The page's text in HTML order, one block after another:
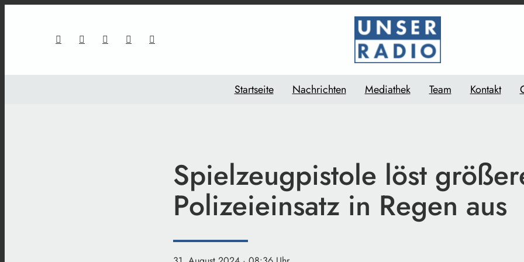
Startseite Nachrichten Mediathek Team Kontakt
Spielzeugpistole löst
Polizeieinsatz in Regen aus